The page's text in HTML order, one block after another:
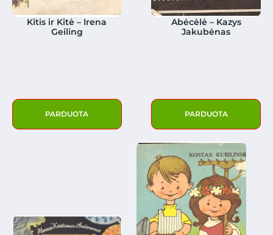
Kitis ir Kitė – Irena
Geiling
PARDUOTA
Abėcėlė – Kazys
Jakubėnas
PARDUOTA